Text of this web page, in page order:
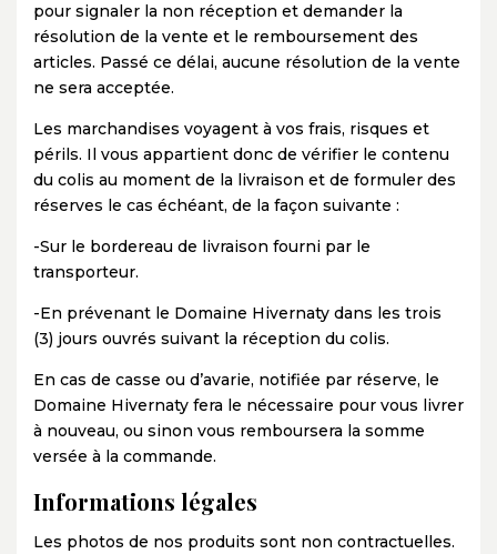
pour signaler la non réception et demander la
résolution de la vente et le remboursement des
articles. Passé ce délai, aucune résolution de la vente
ne sera acceptée.
Les marchandises voyagent à vos frais, risques et
périls. Il vous appartient donc de vérifier le contenu
du colis au moment de la livraison et de formuler des
réserves le cas échéant, de la façon suivante :
-Sur le bordereau de livraison fourni par le
transporteur.
-En prévenant le Domaine Hivernaty dans les trois
(3) jours ouvrés suivant la réception du colis.
En cas de casse ou d’avarie, notifiée par réserve, le
Domaine Hivernaty fera le nécessaire pour vous livrer
à nouveau, ou sinon vous remboursera la somme
versée à la commande.
Informations légales
Les photos de nos produits sont non contractuelles.